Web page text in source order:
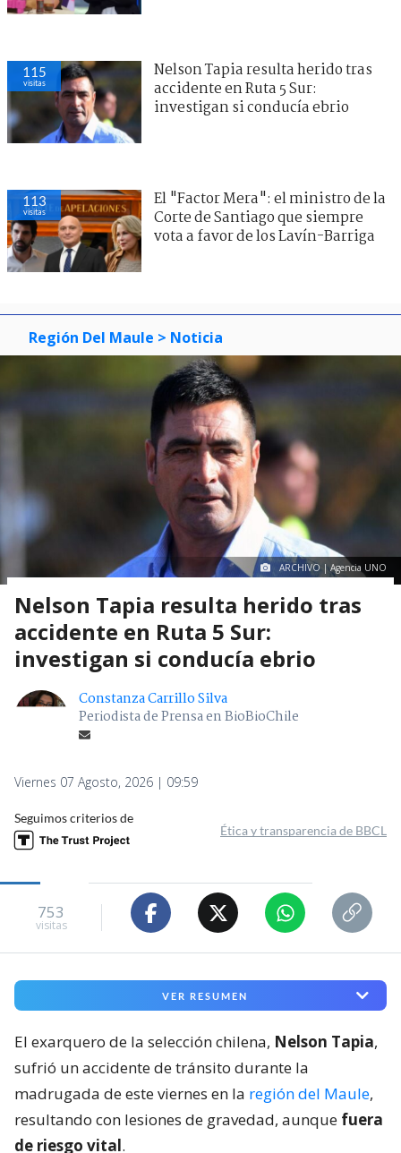
115
visitas
Nelson Tapia resulta herido tras
accidente en Ruta 5 Sur:
investigan si conducía ebrio
113
visitas
El "Factor Mera": el ministro de la
Corte de Santiago que siempre
vota a favor de los Lavín-Barriga
Región Del Maule > Noticia
ARCHIVO | Agencia UNO
Nelson Tapia resulta herido tras
accidente en Ruta 5 Sur:
investigan si conducía ebrio
Constanza Carrillo Silva
Periodista de Prensa en BioBioChile
Viernes 07 Agosto, 2026 | 09:59
Seguimos criterios de
Ética y transparencia de BBCL
753
visitas
VER RESUMEN
El exarquero de la selección chilena, Nelson Tapia,
sufrió un accidente de tránsito durante la
madrugada de este viernes en la región del Maule,
resultando con lesiones de gravedad, aunque fuera